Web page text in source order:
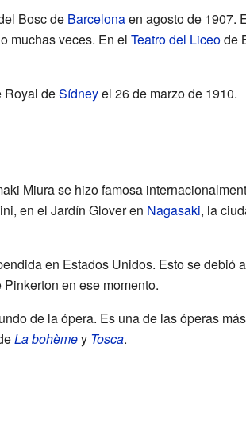
Bosc de Barcelonaen agosto de 1907.
muchas veces. En el Teatro del Liceode
Royal deSídneyel 26 de marzo de 1910.
Miura se hizo famosa
en el Jardín Glover en Nagasaki, la
en Estados Unidos. Esto se debió
en ese momento.
de la ópera. Es una de las óperas
La bohèmey Tosca.